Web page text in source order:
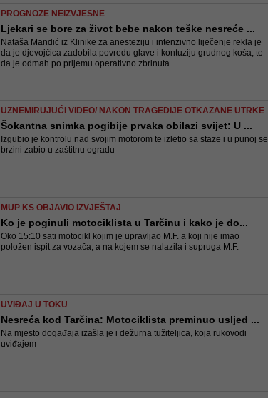
PROGNOZE NEIZVJESNE
Ljekari se bore za život bebe nakon teške nesreće ...
Nataša Mandić iz Klinike za anesteziju i intenzivno liječenje rekla je
da je djevojčica zadobila povredu glave i kontuziju grudnog koša, te
da je odmah po prijemu operativno zbrinuta
UZNEMIRUJUĆI VIDEO/ NAKON TRAGEDIJE OTKAZANE UTRKE
Šokantna snimka pogibije prvaka obilazi svijet: U ...
Izgubio je kontrolu nad svojim motorom te izletio sa staze i u punoj se
brzini zabio u zaštitnu ogradu
MUP KS OBJAVIO IZVJEŠTAJ
Ko je poginuli motociklista u Tarčinu i kako je do...
Oko 15:10 sati motocikl kojim je upravljao M.F. a koji nije imao
položen ispit za vozača, a na kojem se nalazila i supruga M.F.
UVIĐAJ U TOKU
Nesreća kod Tarčina: Motociklista preminuo usljed ...
Na mjesto događaja izašla je i dežurna tužiteljica, koja rukovodi
uviđajem